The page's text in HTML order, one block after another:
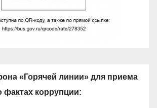
«Горячей линии» для приема
коррупции: